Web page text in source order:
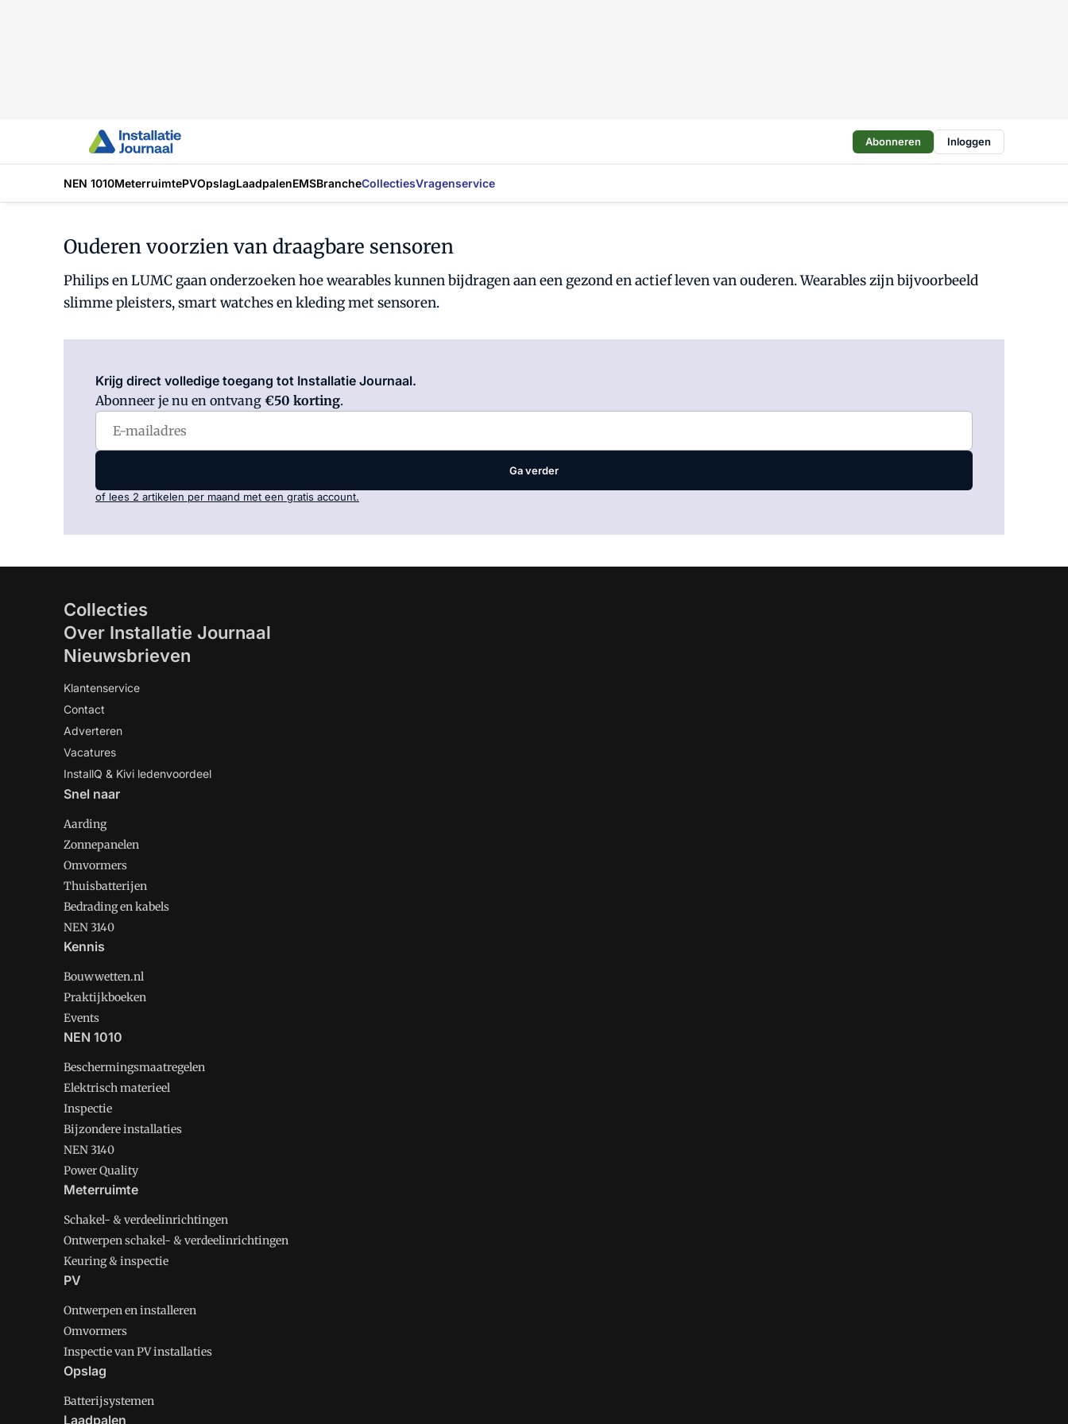
Abonneren Inloggen
NEN 1010MeterruimtePVOpslagLaadpalenEMSBrancheCollectiesVragenservice
Ouderen voorzien van draagbare sensoren
Philips en LUMC gaan onderzoeken hoe wearables kunnen bijdragen aan een gezond en actief leven van ouderen. Wearables zijn bijvoorbeeld
slimme pleisters, smart watches en kleding met sensoren.
Krijg direct volledige toegang tot Installatie Journaal.
Abonneer je nu en ontvang €50 korting.
Ga verder
of lees 2 artikelen per maand met een gratis account.
Collecties
Over Installatie Journaal
Nieuwsbrieven
Klantenservice
Contact
Adverteren
Vacatures
InstallQ & Kivi ledenvoordeel
Snel naar
Aarding
Zonnepanelen
Omvormers
Thuisbatterijen
Bedrading en kabels
NEN 3140
Kennis
Bouwwetten.nl
Praktijkboeken
Events
NEN 1010
Beschermingsmaatregelen
Elektrisch materieel
Inspectie
Bijzondere installaties
NEN 3140
Power Quality
Meterruimte
Schakel- & verdeelinrichtingen
Ontwerpen schakel- & verdeelinrichtingen
Keuring & inspectie
PV
Ontwerpen en installeren
Omvormers
Inspectie van PV installaties
Opslag
Batterijsystemen
Laadpalen